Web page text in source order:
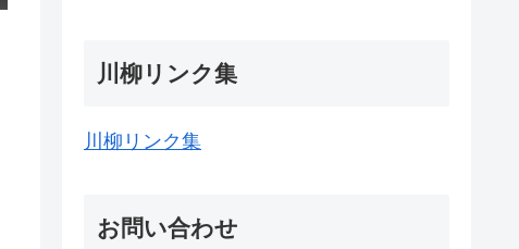
川柳リンク集
川柳リンク集
お問い合わせ